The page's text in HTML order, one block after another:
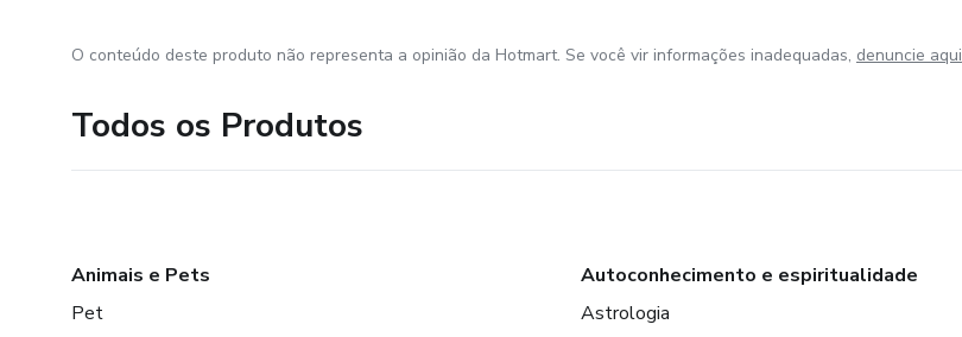
O conteúdo deste produto não representa a opinião da Hotmart. Se você vir informações inadequadas, denuncie aqui
Todos os Produtos
Animais e Pets
Pet
Autoconhecimento e espiritualidade
Astrologia